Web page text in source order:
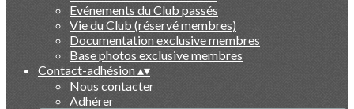
Evénements du Club passés
Vie du Club (réservé membres)
Documentation exclusive membres
Base photos exclusive membres
Contact-adhésion▴▾
Nous contacter
Adhérer